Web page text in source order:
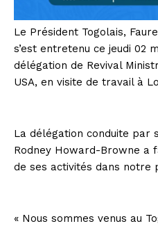
Le Président Togolais,
s’est entretenu ce jeudi 02
délégation de Revival
USA, en visite de travail à
La délégation conduite par
Rodney Howard-Browne a
de ses activités dans notre
« Nous sommes venus au